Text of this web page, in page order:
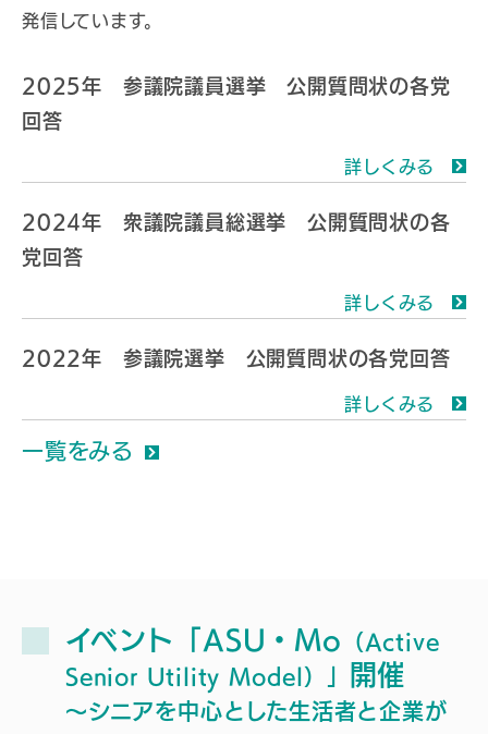
発信しています。
2025年 参議院議員選挙 公開質問状の各党
回答
詳しくみる
2024年 衆議院議員総選挙 公開質問状の各
党回答
詳しくみる
2022年 参議院選挙 公開質問状の各党回答
詳しくみる
一覧をみる
イベント「ASU・Mo （Active
Senior Utility Model）」
開催
～シニアを中心とした生活者と企業が